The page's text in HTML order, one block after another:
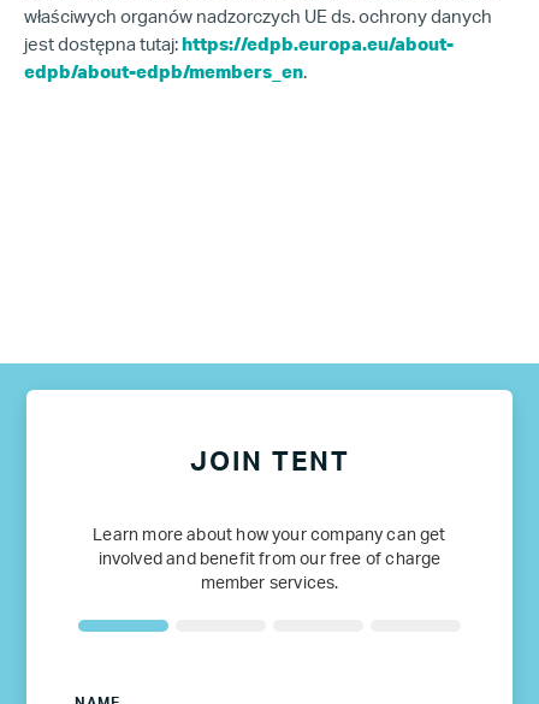
właściwych organów nadzorczych UE ds. ochrony danych
jest dostępna tutaj: https://edpb.europa.eu/about-
edpb/about-edpb/members_en.
JOIN TENT
Learn more about how your company can get
involved and benefit from our free of charge
member services.